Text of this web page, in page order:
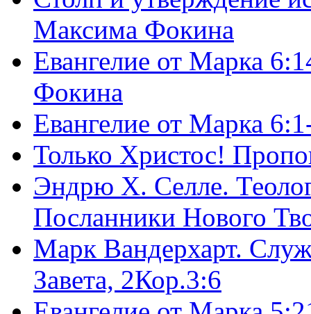
Максима Фокина
Евангелие от Марка
Фокина
Евангелие от Марка
Только Христос!
Эндрю Х. Селле.
Посланники Нового
Марк Вандерхарт.
Завета, 2Кор.3:6